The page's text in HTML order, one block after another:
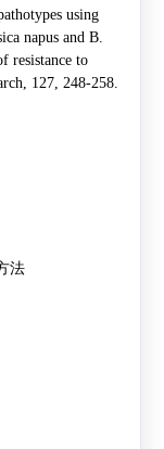
using
napus and B.
resistance to
127, 248-258.
法